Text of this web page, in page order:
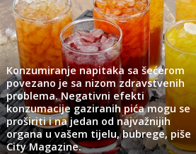
Konzumiranje napitaka sa šećerom
povezano je sa nizom zdravstvenih
problema. Negativni efekti
konzumacije gaziranih pića mogu se
proširiti i na jedan od najvažnijih
organa u vašem tijelu, bubrege, piše
City Magazine.